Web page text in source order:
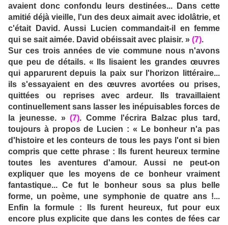
avaient donc confondu leurs destinées... Dans cette
amitié déjà vieille, l'un des deux aimait avec idolâtrie, et
c'était David. Aussi Lucien commandait-il en femme
qui se sait aimée. David obéissait avec plaisir. » (7).
Sur ces trois années de vie commune nous n'avons
que peu de détails. « Ils lisaient les grandes œuvres
qui apparurent depuis la paix sur l'horizon littéraire...
ils s'essayaient en des œuvres avortées ou prises,
quittées ou reprises avec ardeur. Ils travaillaient
continuellement sans lasser les inépuisables forces de
la jeunesse. »(7). Comme l'écrira Balzac plus tard,
toujours à propos de Lucien : « Le bonheur n'a pas
d'histoire et les conteurs de tous les pays l'ont si bien
compris que cette phrase : Ils furent heureux termine
toutes les aventures d'amour. Aussi ne peut-on
expliquer que les moyens de ce bonheur vraiment
fantastique... Ce fut le bonheur sous sa plus belle
forme, un poème, une symphonie de quatre ans !...
Enfin la formule : Ils furent heureux, fut pour eux
encore plus explicite que dans les contes de fées car